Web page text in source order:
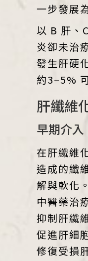
一步發展
以 B 肝、
炎卻未治
發生肝硬
約3–5%
肝纖維
早期介
在肝纖維
造成的纖
解與軟化。
中醫藥治
抑制肝纖
促進肝細
修復受損